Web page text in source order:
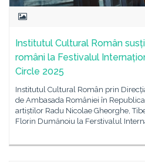
Institutul Cultural Român
români la Festivalul
Circle 2025
Institutul Cultural Român prin
de Ambasada României în
artiștilor Radu Nicolae Gheorghe,
Florin Dumănoiu la Ferstivalul